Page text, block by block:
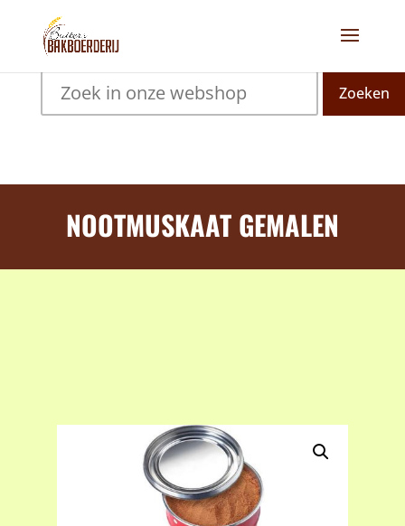
Zoeken
NOOTMUSKAAT GEMALEN